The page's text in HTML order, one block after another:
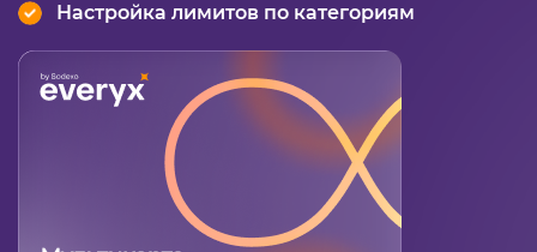
Настройка лимитов по категориям